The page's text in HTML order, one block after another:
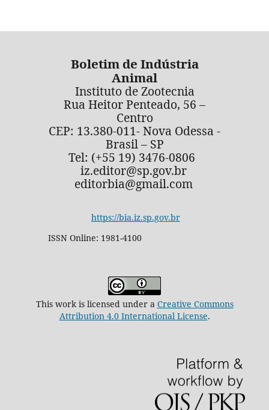
Boletim de Indústria
Animal
Instituto de Zootecnia
Rua Heitor Penteado, 56 –
Centro
CEP: 13.380-011- Nova Odessa -
Brasil – SP
Tel: (+55 19) 3476-0806
iz.editor@sp.gov.br
editorbia@gmail.com
https://bia.iz.sp.gov.br
ISSN Online: 1981-4100
This work is licensed under a Creative Commons
Attribution 4.0 International License.